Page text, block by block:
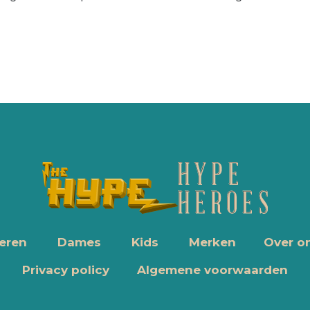
Dames Kids Merken
Over
Privacy policy
Algemene voorwaarden